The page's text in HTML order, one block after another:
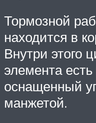
Тормозной
находится в
Внутри этого
элемента
оснащенный
манжетой.